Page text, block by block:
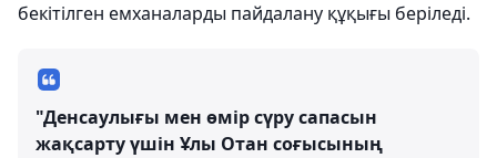
бекітілген емханаларды пайдалану құқығы беріледі.
"Денсаулығы мен өмір сүру сапасын
жақсарту үшін Ұлы Отан соғысының